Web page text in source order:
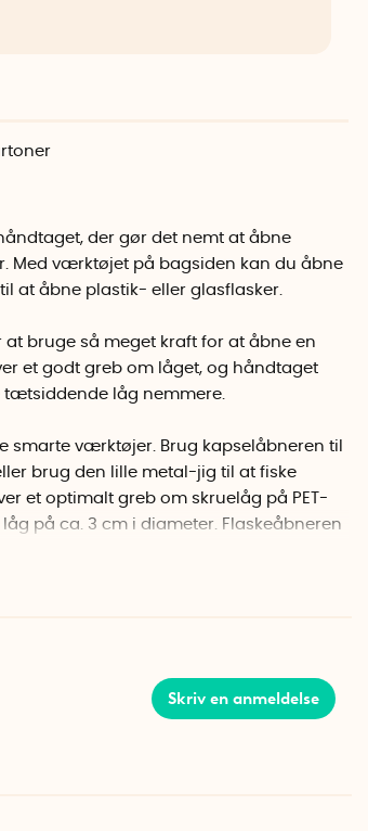
der gør det nemt at åbne
Med værktøjet på bagsiden kan du åbne
at åbne plastik- eller glasflasker.
at bruge så meget kraft for at åbne en
et godt greb om låget, og håndtaget
låg nemmere.
smarte værktøjer. Brug kapselåbneren til
brug den lille metal-jig til at fiske
et optimalt greb om skruelåg på PET-
på ca. 3 cm i diameter. Flaskeåbneren
Skriv en anmeldelse